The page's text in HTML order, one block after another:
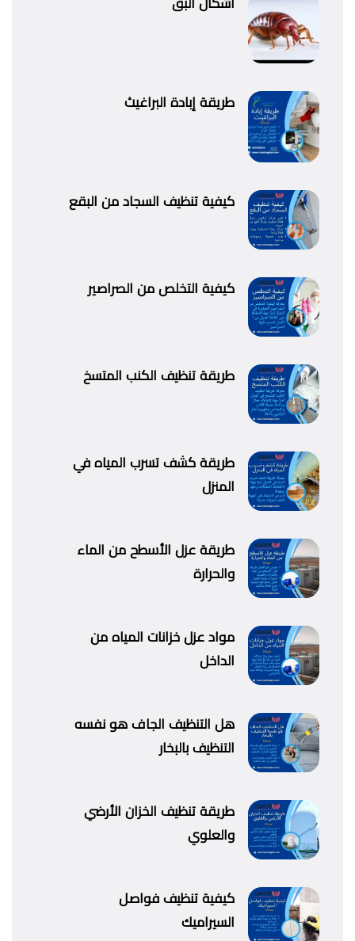
اشكال البق
طريقة إبادة البراغيث
كيفية تنظيف السجاد من البقع
كيفية التخلص من الصراصير
طريقة تنظيف الكنب المتسخ
طريقة كشف تسرب المياه في
المنزل
طريقة عزل الأسطح من الماء
والحرارة
مواد عزل خزانات المياه من
الداخل
هل التنظيف الجاف هو نفسه
التنظيف بالبخار
طريقة تنظيف الخزان الأرضي
والعلوي
كيفية تنظيف فواصل
السيراميك